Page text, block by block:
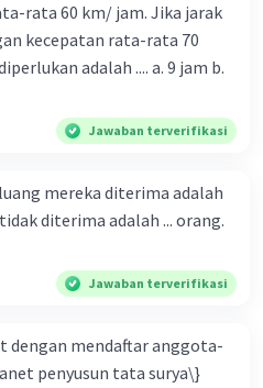
rata 60 km/ jam. Jika jarak
kecepatan rata-rata 70
adalah .... a. 9 jam b.
Jawaban terverifikasi
mereka diterima adalah
diterima adalah ... orang.
Jawaban terverifikasi
dengan mendaftar anggota-
penyusun tata surya\}